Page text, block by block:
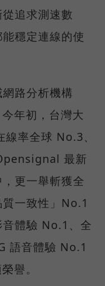
追求測速數
穩定連線的使
路分析機構
年初，台灣大
率全球 No.3、
最新
更一舉斬獲全
一致性」No.1
體驗 No.1、全
語音體驗 No.1
譽。